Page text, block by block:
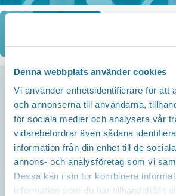
Denna webbplats använder cookies
Vi använder enhetsidentifierare för att
och annonserna till användarna,
för sociala medier och analysera vår
vidarebefordrar även sådana
information från din enhet till de
annons- och analysföretag som vi
Dessa kan i sin tur kombinera
information som du har tillhandahållit
Hoppa
innehåll
Kontakta oss
Telefon
Företagsservice 0141-101 200
Mail
info@tillvaxtmotala.se